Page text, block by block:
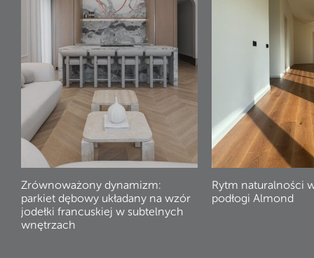
Zrównoważony dynamizm:
parkiet dębowy układany na wzór
jodełki francuskiej w subtelnych
wnętrzach
Rytm naturalności
podłogi Almond